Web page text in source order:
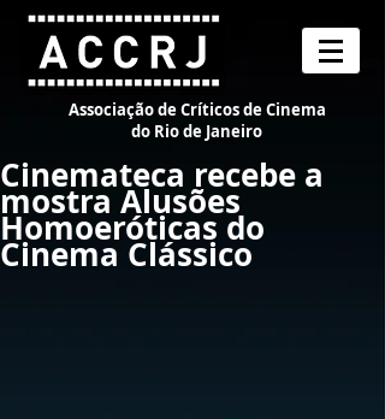
Associação de Críticos de Cinema
do Rio de Janeiro
Cinemateca recebe a
mostra Alusões
Homoeróticas do
Cinema Clássico